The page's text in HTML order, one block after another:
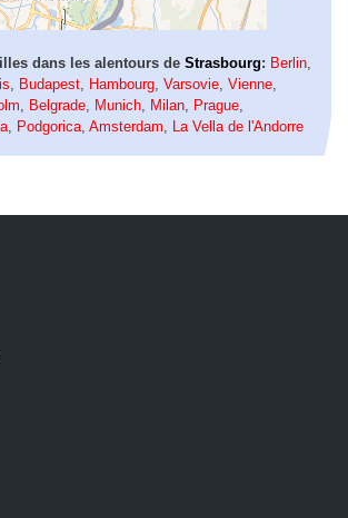
dans les alentours de Strasbourg: Berlin
Budapest Hambourg Varsovie Vienne
Belgrade Munich Milan Prague
Podgorica Amsterdam La Vella de l'Andorre